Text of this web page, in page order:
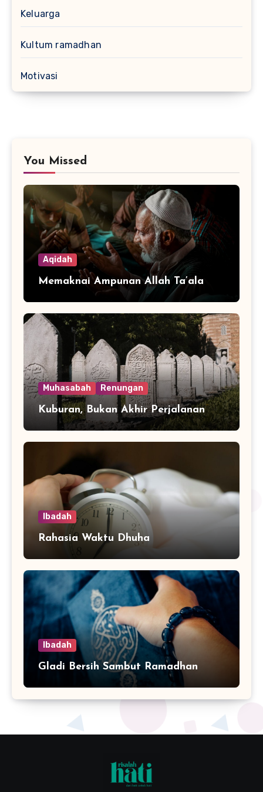
Keluarga
Kultum ramadhan
Motivasi
You Missed
Aqidah
Memaknai Ampunan Allah Ta’ala
Muhasabah Renungan
Kuburan, Bukan Akhir Perjalanan
Ibadah
Rahasia Waktu Dhuha
Ibadah
Gladi Bersih Sambut Ramadhan